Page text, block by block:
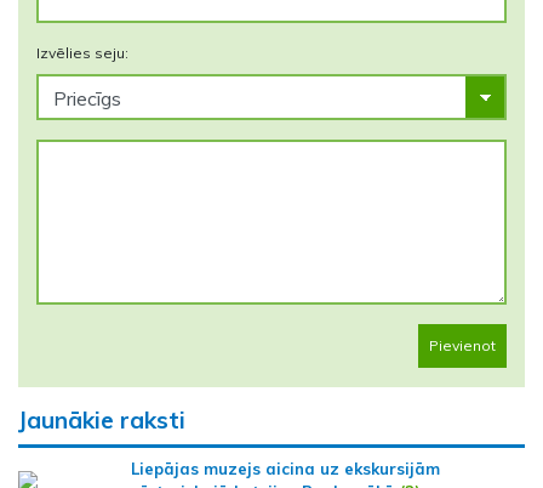
Izvēlies seju:
Pievienot
Jaunākie raksti
Liepājas muzejs aicina uz ekskursijām